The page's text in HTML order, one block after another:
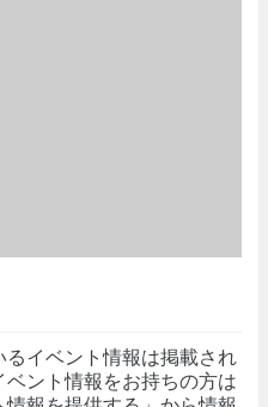
イベント情報は掲載され
ント情報をお持ちの方は